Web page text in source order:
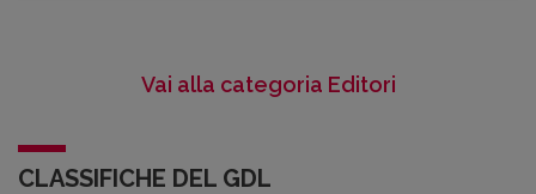
Vai alla categoria Editori
CLASSIFICHE DEL GDL